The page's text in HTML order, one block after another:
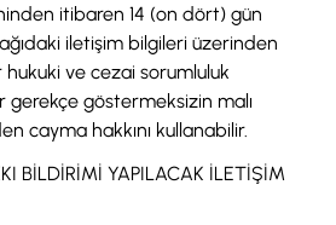
itibaren 14 (on dört) gün
iletişim bilgileri üzerinden
ve cezai sorumluluk
göstermeksizin malı
cayma hakkını kullanabilir.
BİLDİRİMİ YAPILACAK İLETİŞİM